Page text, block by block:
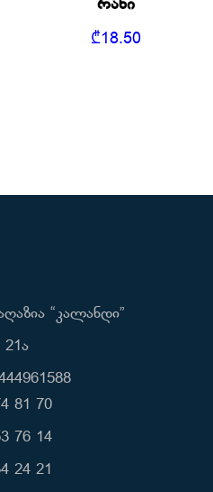
რანი
₾18.50
“კალანდი”
21ა
81 70
76 14
24 21